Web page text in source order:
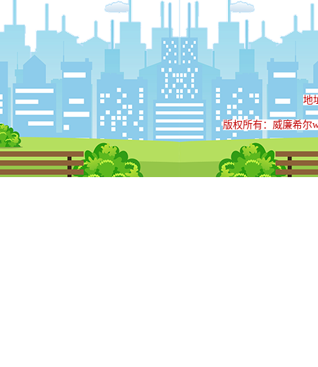
地
版权所有：威廉希尔